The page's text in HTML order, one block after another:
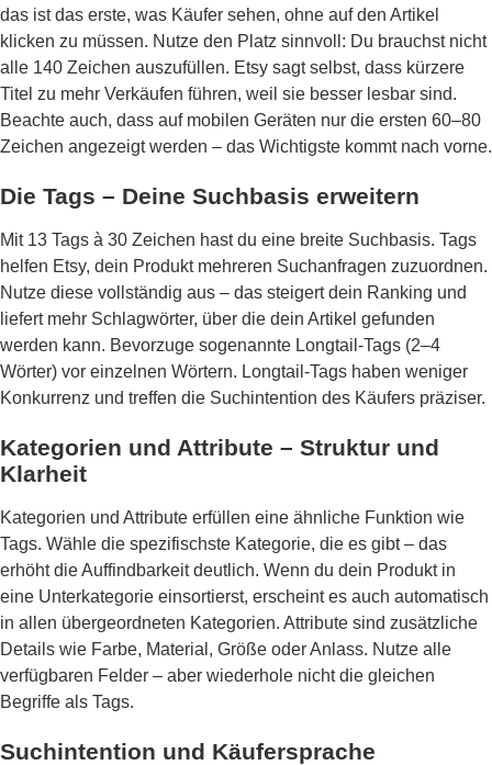
das ist das erste, was Käufer sehen, ohne auf den Artikel
klicken zu müssen. Nutze den Platz sinnvoll: Du brauchst nicht
alle 140 Zeichen auszufüllen. Etsy sagt selbst, dass kürzere
Titel zu mehr Verkäufen führen, weil sie besser lesbar sind.
Beachte auch, dass auf mobilen Geräten nur die ersten 60–80
Zeichen angezeigt werden – das Wichtigste kommt nach vorne.
Die Tags – Deine Suchbasis erweitern
Mit 13 Tags à 30 Zeichen hast du eine breite Suchbasis. Tags
helfen Etsy, dein Produkt mehreren Suchanfragen zuzuordnen.
Nutze diese vollständig aus – das steigert dein Ranking und
liefert mehr Schlagwörter, über die dein Artikel gefunden
werden kann. Bevorzuge sogenannte Longtail-Tags (2–4
Wörter) vor einzelnen Wörtern. Longtail-Tags haben weniger
Konkurrenz und treffen die Suchintention des Käufers präziser.
Kategorien und Attribute – Struktur und
Klarheit
Kategorien und Attribute erfüllen eine ähnliche Funktion wie
Tags. Wähle die spezifischste Kategorie, die es gibt – das
erhöht die Auffindbarkeit deutlich. Wenn du dein Produkt in
eine Unterkategorie einsortierst, erscheint es auch automatisch
in allen übergeordneten Kategorien. Attribute sind zusätzliche
Details wie Farbe, Material, Größe oder Anlass. Nutze alle
verfügbaren Felder – aber wiederhole nicht die gleichen
Begriffe als Tags.
Suchintention und Käufersprache